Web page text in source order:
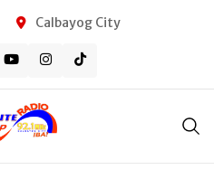
Calbayog City